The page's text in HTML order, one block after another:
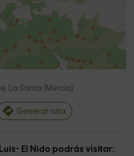
La Santa ( Murcia)
Generar ruta
El Nido podrás visitar: